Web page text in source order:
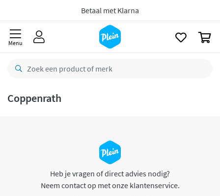
Betaal met Klarna
Menu
Coppenrath
Heb je vragen of direct advies nodig?
Neem contact op met onze klantenservice.